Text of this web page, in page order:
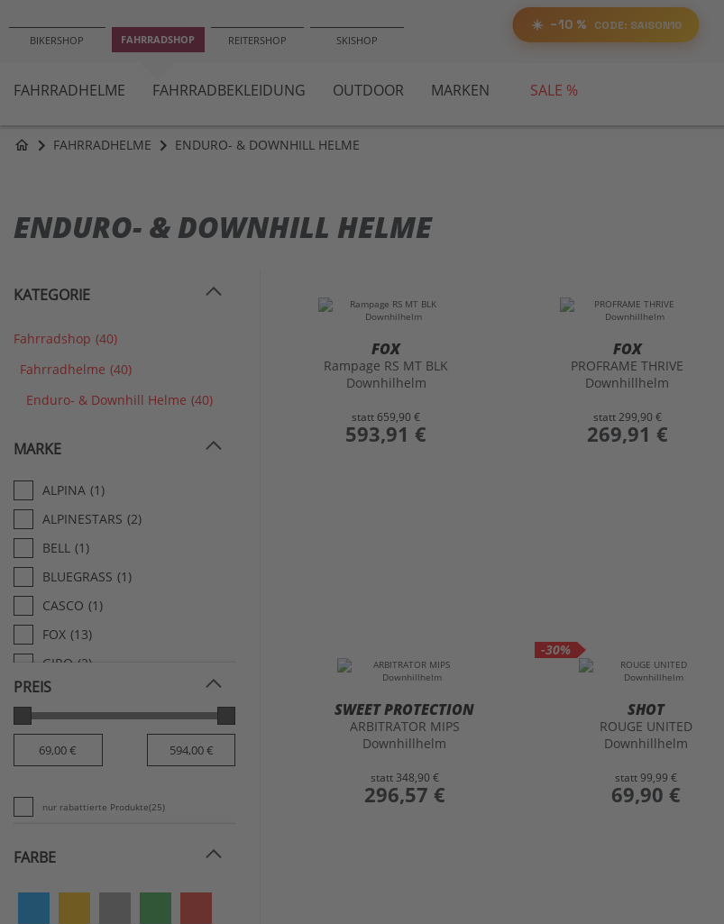
−10% RABATT 📋 Code kopieren
☀️ −10 % CODE: SAISON10
BIKERSHOP FAHRRADSHOP REITERSHOP SKISHOP
FAHRRADHELME FAHRRADBEKLEIDUNG OUTDOOR MARKEN SALE %
home FAHRRADHELME ENDURO- & DOWNHILL HELME
ENDURO- & DOWNHILL HELME
FOX
Rampage RS MT BLK
Downhilhelm
statt 659,90 €
preis
593,91 €
FOX
PROFRAME THRIVE
Downhillhelm
statt299,90 €
preis
269,91 €
SWEET PROTECTION
ARBITRATOR MIPS
Downhillhelm
statt 348,90 €
preis
296,57 €
-30%
SHOT
ROUGE UNITED
Downhillhelm
statt99,99 €
preis
69,90 €
KATEGORIE
Fahrradshop (40)
Fahrradhelme (40)
Enduro- & Downhill Helme (40)
MARKE
ALPINA (1)
ALPINESTARS (2)
BELL (1)
BLUEGRASS (1)
CASCO (1)
FOX (13)
GIRO (2)
IXS
ONEAL (15)
SHOT
UVEX (1)
PREIS
nur rabattierte Produkte(25)
FARBE